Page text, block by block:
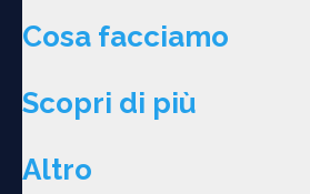
Cosa facciamo
Scopri di più
Altro